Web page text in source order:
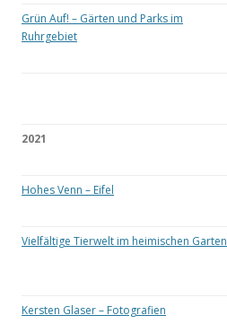
Grün Auf! – Gärten und Parks im
Ruhrgebiet
2021
Hohes Venn – Eifel
Vielfältige Tierwelt im heimischen Garten
Kersten Glaser – Fotografien